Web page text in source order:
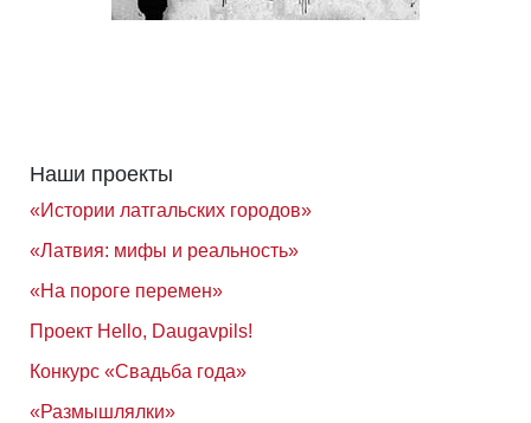
Наши проекты
«Истории латгальских городов»
«Латвия: мифы и реальность»
«На пороге перемен»
Проект Hello, Daugavpils!
Конкурс «Свадьба года»
«Размышлялки»